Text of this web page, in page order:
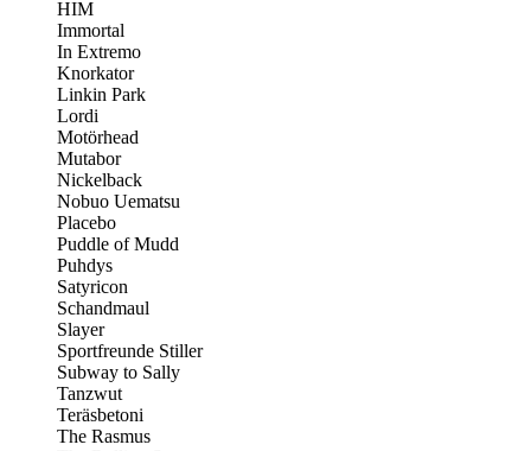
HIM
Immortal
In Extremo
Knorkator
Linkin Park
Lordi
Motörhead
Mutabor
Nickelback
Nobuo Uematsu
Placebo
Puddle of Mudd
Puhdys
Satyricon
Schandmaul
Slayer
Sportfreunde Stiller
Subway to Sally
Tanzwut
Teräsbetoni
The Rasmus